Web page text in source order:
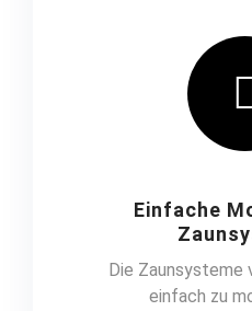
Einfache
Die Zaunsysteme
einfach zu